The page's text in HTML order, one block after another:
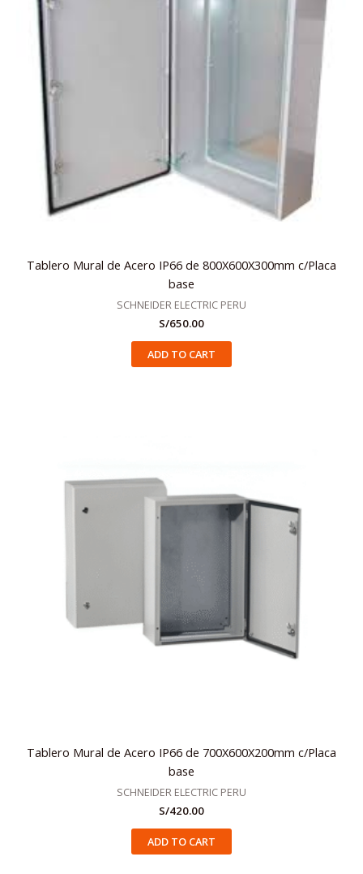
Tablero Mural de Acero IP66 de 800X600X300mm c/Placa
base
SCHNEIDER ELECTRIC PERU
S/650.00
ADD TO CART
Tablero Mural de Acero IP66 de 700X600X200mm c/Placa
base
SCHNEIDER ELECTRIC PERU
S/420.00
ADD TO CART